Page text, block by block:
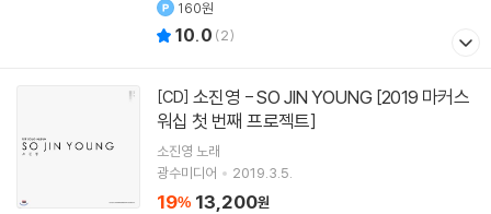
160원
10.0 (2)
[CD]
워십 첫 번째 프로젝트]
소진영 노래
광수미디어
2019.3.5.
19% 13,200원